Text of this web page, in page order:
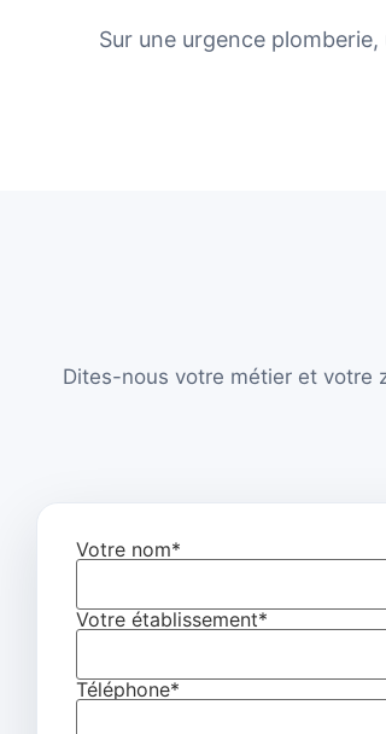
Sur une urgence
Dites-nous votre métier et votre
Votre nom*
Votre établissement*
Téléphone*